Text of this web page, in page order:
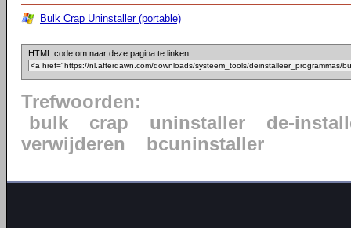
Bulk Crap Uninstaller (portable)
HTML code om naar deze pagina te linken:
Trefwoorden:
bulk
crap uninstaller
de-
verwijderen
bcuninstaller